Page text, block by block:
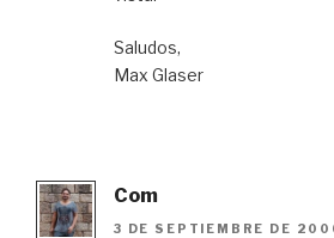
Saludos,
Max Glaser
Com
3 DE SEPTIEMBRE DE